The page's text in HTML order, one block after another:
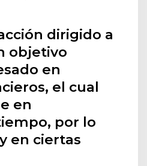
dirigido a
objetivo
en
el cual
en
por lo
en ciertas